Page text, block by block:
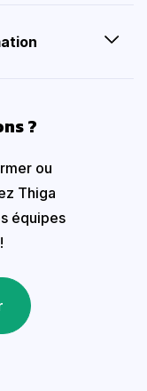
?
ou
Thiga
équipes